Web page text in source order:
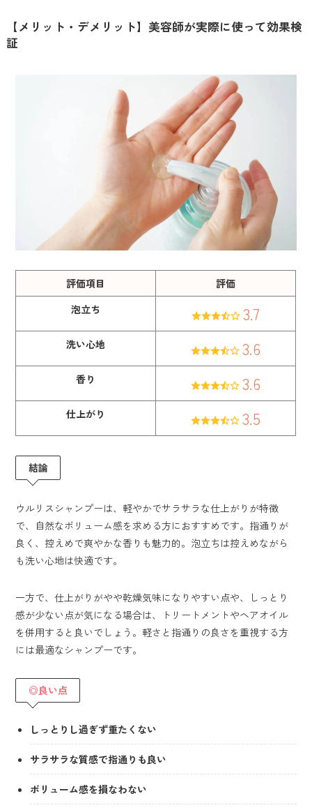
【メリット・デメリット】美容師が実際に使って効果検
証
評価項目
評価
泡立ち
3.7
洗い心地 3.6
香り 3.6
仕上がり 3.5
結論
ウルリスシャンプーは、軽やかでサラサラな仕上がりが特徴
で、自然なボリューム感を求める方におすすめです。指通りが
良く、控えめで爽やかな香りも魅力的。泡立ちは控えめながら
も洗い心地は快適です。
一方で、仕上がりがやや乾燥気味になりやすい点や、しっとり
感が少ない点が気になる場合は、トリートメントやヘアオイル
を併用すると良いでしょう。軽さと指通りの良さを重視する方
には最適なシャンプーです。
◎良い点
しっとりし過ぎず重たくない
サラサラな質感で指通りも良い
ボリューム感を損なわない